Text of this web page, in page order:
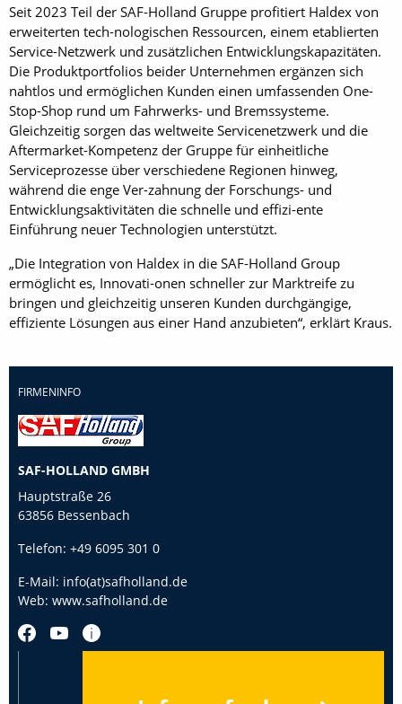
Seit 2023 Teil der SAF-Holland Gruppe profitiert Haldex von
erweiterten tech-nologischen Ressourcen, einem etablierten
Service-Netzwerk und zusätzlichen Entwicklungskapazitäten.
Die Produktportfolios beider Unternehmen ergänzen sich
nahtlos und ermöglichen Kunden einen umfassenden One-
Stop-Shop rund um Fahrwerks- und Bremssysteme.
Gleichzeitig sorgen das weltweite Servicenetzwerk und die
Aftermarket-Kompetenz der Gruppe für einheitliche
Serviceprozesse über verschiedene Regionen hinweg,
während die enge Ver-zahnung der Forschungs- und
Entwicklungsaktivitäten die schnelle und effizi-ente
Einführung neuer Technologien unterstützt.
„Die Integration von Haldex in die SAF-Holland Group
ermöglicht es, Innovati-onen schneller zur Marktreife zu
bringen und gleichzeitig unseren Kunden durchgängige,
effiziente Lösungen aus einer Hand anzubieten“, erklärt Kraus.
FIRMENINFO
SAF-HOLLAND GMBH
Hauptstraße 26
63856 Bessenbach
Telefon: +49 6095 301 0
E-Mail: info(at)safholland.de
Web: www.safholland.de